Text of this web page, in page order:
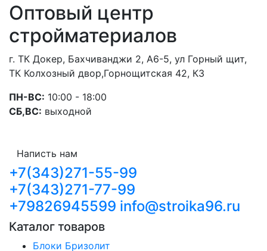
Оптовый центр
стройматериалов
г. ТК Докер, Бахчиванджи 2, А6-5, ул Горный щит,
ТК Колхозный двор,Горнощитская 42, К3
ПН-ВС: 10:00 - 18:00
СБ,ВС: выходной
Написть нам
+7(343)271-55-99
+7(343)271-77-99
+79826945599 info@stroika96.ru
Каталог товаров
Блоки Бризолит